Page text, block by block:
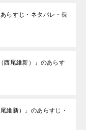
らすじ・ネタバレ・長
西尾維新）」のあらす
維新）」のあらすじ・